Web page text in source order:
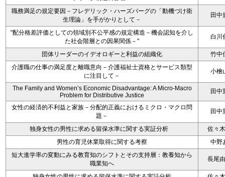
職務満足の規定要因－フレデリック・ハーズバーグの「動機づけ衛
生理論」を手がかりとして－
田中
"配分格差評価としての領域別不公平感の規定構造－機会認知を介し
た社会階層との因果関係－"
白川
団体リーダーのイデオロギーと利益の組織化
竹中
介護職の仕事の満足度と離職意向－介護福祉士資格とサービス類型
に注目して－
小檜
The Family and Women’s Economic Disadvantage: A Micro-Macro
Problem for Distributive Justice
田中
女性の経済的不利益と家族－分配的正義におけるミクロ・マクロ問
題－
田中
独身女性の男性に求める留保水準に関する実証分析
佐々
男性の育児休業取得に関する考察
中野
短大進学率の変動にみる教育知のシフトとその支持層：教養知から
職業知へ
長尾